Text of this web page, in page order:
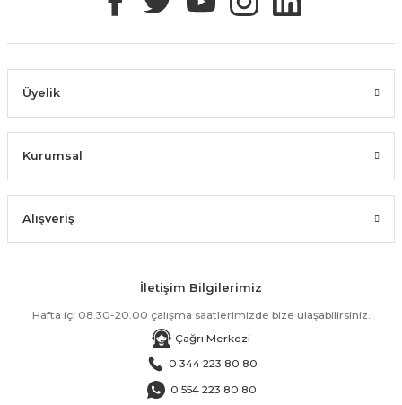
Üyelik
Kurumsal
Alışveriş
İletişim Bilgilerimiz
Hafta içi 08.30-20.00 çalışma saatlerimizde bize ulaşabilirsiniz.
Çağrı Merkezi
0 344 223 80 80
0 554 223 80 80